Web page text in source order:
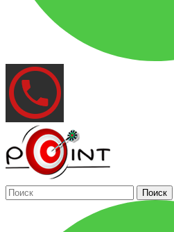
Поиск